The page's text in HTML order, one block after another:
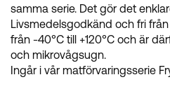
samma serie. Det gör det
Livsmedelsgodkänd och fri
från -40°C till +120°C och är
och mikrovågsugn.
Ingår i vår matförvaringsserie